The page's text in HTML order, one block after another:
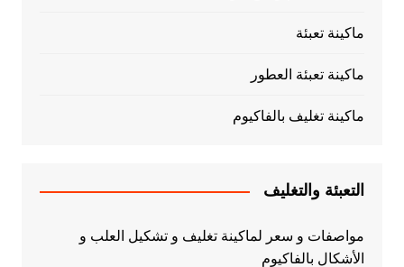
ماكينة تعبئة
ماكينة تعبئة العطور
ماكينة تغليف بالفاكيوم
التعبئة والتغليف
مواصفات و سعر لماكينة تغليف و تشكيل العلب و
الأشكال بالفاكيوم